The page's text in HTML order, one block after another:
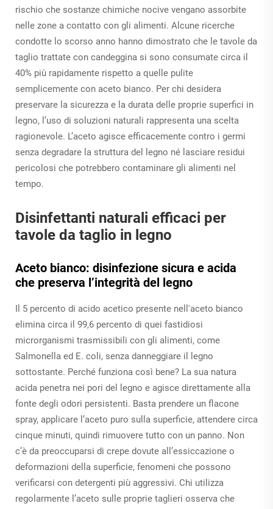
rischio che sostanze chimiche nocive vengano assorbite
nelle zone a contatto con gli alimenti. Alcune ricerche
condotte lo scorso anno hanno dimostrato che le tavole da
taglio trattate con candeggina si sono consumate circa il
40% più rapidamente rispetto a quelle pulite
semplicemente con aceto bianco. Per chi desidera
preservare la sicurezza e la durata delle proprie superfici in
legno, l’uso di soluzioni naturali rappresenta una scelta
ragionevole. L’aceto agisce efficacemente contro i germi
senza degradare la struttura del legno né lasciare residui
pericolosi che potrebbero contaminare gli alimenti nel
tempo.
Disinfettanti naturali efficaci per
tavole da taglio in legno
Aceto bianco: disinfezione sicura e acida
che preserva l’integrità del legno
Il 5 percento di acido acetico presente nell'aceto bianco
elimina circa il 99,6 percento di quei fastidiosi
microrganismi trasmissibili con gli alimenti, come
Salmonella ed E. coli, senza danneggiare il legno
sottostante. Perché funziona così bene? La sua natura
acida penetra nei pori del legno e agisce direttamente alla
fonte degli odori persistenti. Basta prendere un flacone
spray, applicare l’aceto puro sulla superficie, attendere circa
cinque minuti, quindi rimuovere tutto con un panno. Non
c’è da preoccuparsi di crepe dovute all’essiccazione o
deformazioni della superficie, fenomeni che possono
verificarsi con detergenti più aggressivi. Chi utilizza
regolarmente l’aceto sulle proprie taglieri osserva che